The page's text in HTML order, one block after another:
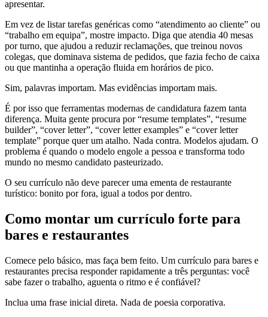
apresentar.
Em vez de listar tarefas genéricas como “atendimento ao cliente” ou
“trabalho em equipa”, mostre impacto. Diga que atendia 40 mesas
por turno, que ajudou a reduzir reclamações, que treinou novos
colegas, que dominava sistema de pedidos, que fazia fecho de caixa
ou que mantinha a operação fluida em horários de pico.
Sim, palavras importam. Mas evidências importam mais.
É por isso que ferramentas modernas de candidatura fazem tanta
diferença. Muita gente procura por “resume templates”, “resume
builder”, “cover letter”, “cover letter examples” e “cover letter
template” porque quer um atalho. Nada contra. Modelos ajudam. O
problema é quando o modelo engole a pessoa e transforma todo
mundo no mesmo candidato pasteurizado.
O seu currículo não deve parecer uma ementa de restaurante
turístico: bonito por fora, igual a todos por dentro.
Como montar um currículo forte para
bares e restaurantes
Comece pelo básico, mas faça bem feito. Um currículo para bares e
restaurantes precisa responder rapidamente a três perguntas: você
sabe fazer o trabalho, aguenta o ritmo e é confiável?
Inclua uma frase inicial direta. Nada de poesia corporativa.